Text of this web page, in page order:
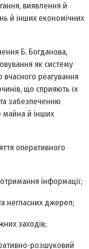
виявлення й
й інших економічних
Б. Богданова,
як систему
реагування
що сприяють їх
забезпеченню
майна й інших
оперативного
інформації;
негласних джерел;
заходів;
розшуковий